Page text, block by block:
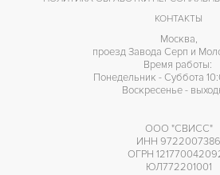
КОНТАКТЫ
Москва,
проезд Завода Серп и
Время работы:
Понедельник - Суббота
Воскресенье -
ООО "СВИСС"
ИНН 9722007386
ОГРН
ЮЛ772201001